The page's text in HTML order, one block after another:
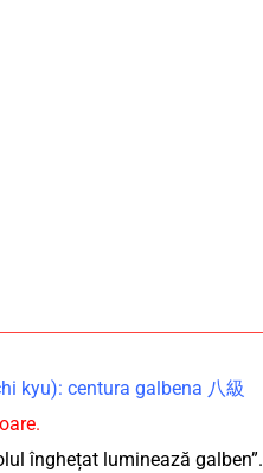
kyu): centura galbena 八級
înghețat luminează galben”.